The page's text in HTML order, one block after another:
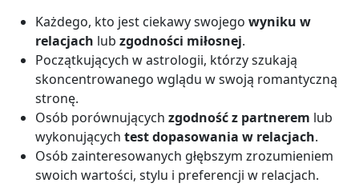
Każdego, kto jest ciekawy swojego wyniku w
relacjach lub zgodności miłosnej.
Początkujących w astrologii, którzy szukają
skoncentrowanego wglądu w swoją romantyczną
stronę.
Osób porównujących zgodność z partnerem lub
wykonujących test dopasowania w relacjach.
Osób zainteresowanych głębszym zrozumieniem
swoich wartości, stylu i preferencji w relacjach.